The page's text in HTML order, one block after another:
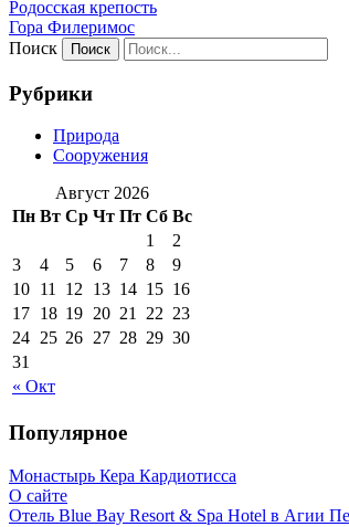
Родосская крепость
Гора Филеримос
Поиск
Рубрики
Природа
Сооружения
Август 2026
Пн Вт Ср Чт Пт Сб Вс
« Окт
1
2
3
4 5 6 7 8
9
10 11 12 13 14 15 16
17 18 19 20 21 22 23
24 25 26 27 28 29 30
31
Популярное
Монастырь Кера Кардиотисса
О сайте
Отель Blue Bay Resort & Spa Hotel в Агии